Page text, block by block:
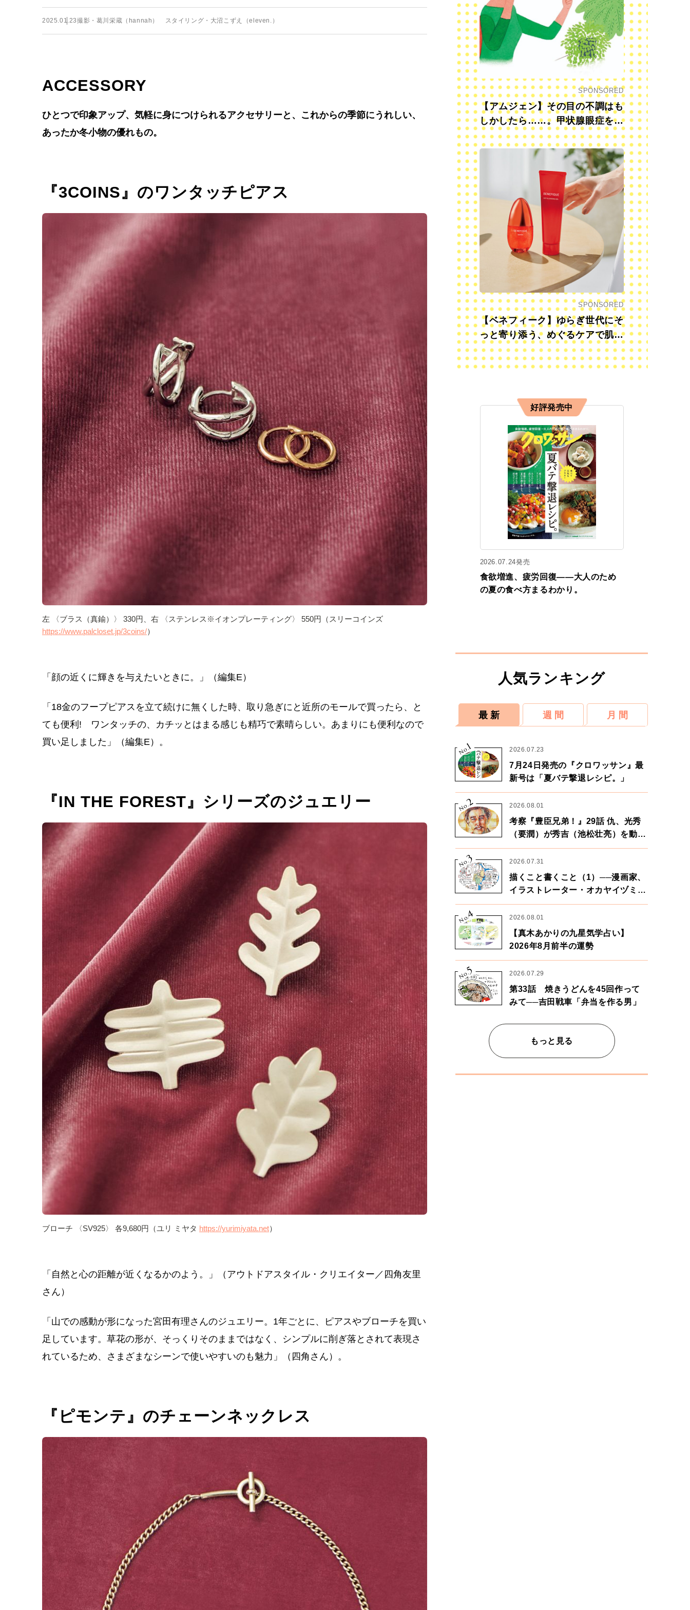
2025.01.23撮影・葛川栄蔵（hannah） スタイリング・大沼こずえ（eleven.）
ACCESSORY
ひとつで印象アップ、気軽に身につけられるアクセサリーと、これからの季節にうれしい、
あったか冬小物の優れもの。
『3COINS』のワンタッチピアス
左 〈ブラス（真鍮）〉 330円、右 〈ステンレス※イオンプレーティング〉 550円（スリーコインズ
https://www.palcloset.jp/3coins/）
「顔の近くに輝きを与えたいときに。」（編集E）
「18金のフープピアスを立て続けに無くした時、取り急ぎにと近所のモールで買ったら、と
ても便利! ワンタッチの、カチッとはまる感じも精巧で素晴らしい。あまりにも便利なので
買い足しました」（編集E）。
『IN THE FOREST』シリーズのジュエリー
ブローチ 〈SV925〉 各9,680円（ユリ ミヤタ https://yurimiyata.net）
「自然と心の距離が近くなるかのよう。」（アウトドアスタイル・クリエイター／四角友里
さん）
「山での感動が形になった宮田有理さんのジュエリー。1年ごとに、ピアスやブローチを買い
足しています。草花の形が、そっくりそのままではなく、シンプルに削ぎ落とされて表現さ
れているため、さまざまなシーンで使いやすいのも魅力」（四角さん）。
『ピモンテ』のチェーンネックレス
SPONSORED
【アムジェン】その目の不調はも
しかしたら……。甲状腺眼症を知
っていますか？
SPONSORED
【ベネフィーク】ゆらぎ世代にそ
っと寄り添う、めぐるケアで肌も
心も前向きに
好評発売中
2026.07.24発売
食欲増進、疲労回復——大人のため
の夏の食べ方まるわかり。
人気ランキング
最 新 週 間 月 間
No.
1 2026.07.23
7月24日発売の『クロワッサン』最
新号は「夏バテ撃退レシピ。」
No.2 2026.08.01
考察『豊臣兄弟！』29話 仇、光秀
（要潤）が秀吉（池松壮亮）を動か
す。天下に向けた兄弟の分岐点。
No.
3 2026.07.31
描くこと書くこと（1）──漫画家、
イラストレーター・オカヤイヅミさ
ん×漫画家・鶴谷香央理さん
No.
4 2026.08.01
【真木あかりの九星気学占い】
2026年8月前半の運勢
No.
5 2026.07.29
第33話 焼きうどんを45回作って
みて──吉田戦車「弁当を作る男」
もっと見る